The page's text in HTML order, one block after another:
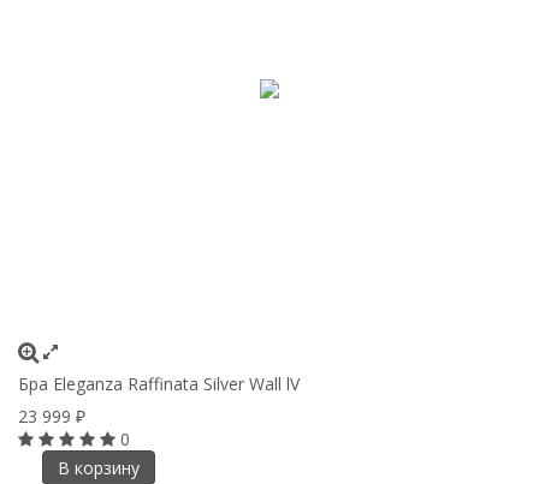
Бра Eleganza Raffinata Silver Wall lV
23 999 ₽
0
В корзину